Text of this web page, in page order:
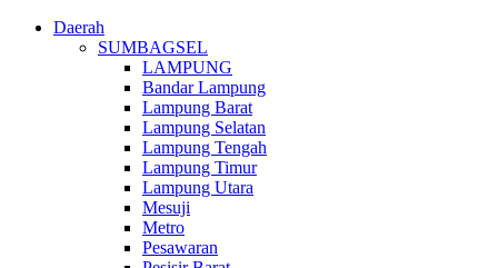
Daerah
SUMBAGSEL
LAMPUNG
Bandar Lampung
Lampung Barat
Lampung Selatan
Lampung Tengah
Lampung Timur
Lampung Utara
Mesuji
Metro
Pesawaran